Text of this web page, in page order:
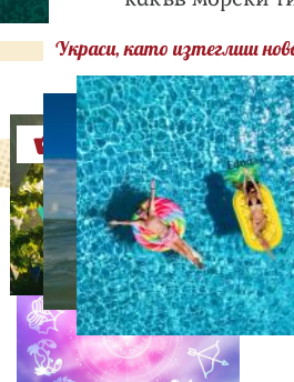
Украси, като изтеглиш
Оферти